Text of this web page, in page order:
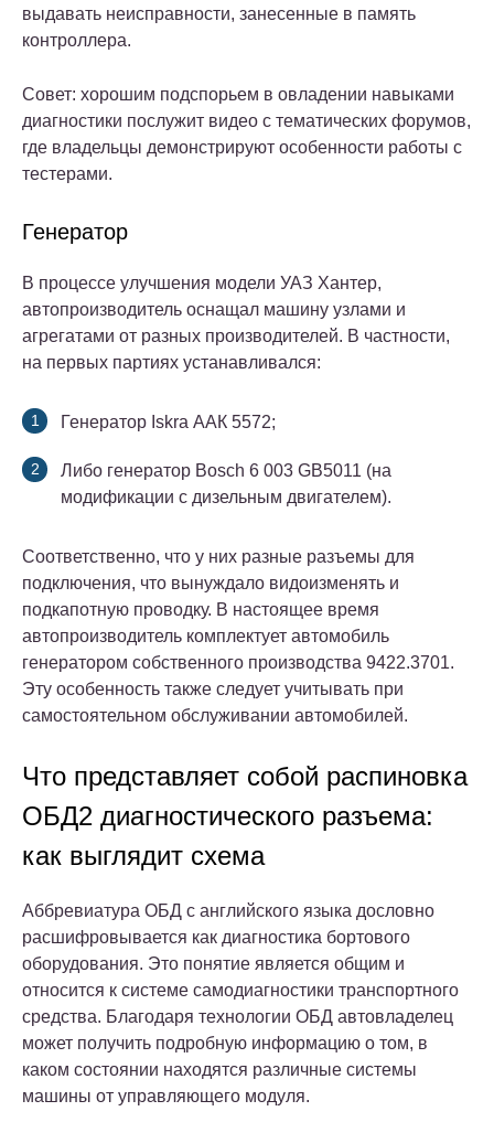
выдавать неисправности, занесенные в память
контроллера.
Совет: хорошим подспорьем в овладении навыками
диагностики послужит видео с тематических форумов,
где владельцы демонстрируют особенности работы с
тестерами.
Генератор
В процессе улучшения модели УАЗ Хантер,
автопроизводитель оснащал машину узлами и
агрегатами от разных производителей. В частности,
на первых партиях устанавливался:
Генератор Iskra ААК 5572;
Либо генератор Bosch 6 003 GB5011 (на
модификации с дизельным двигателем).
Соответственно, что у них разные разъемы для
подключения, что вынуждало видоизменять и
подкапотную проводку. В настоящее время
автопроизводитель комплектует автомобиль
генератором собственного производства 9422.3701.
Эту особенность также следует учитывать при
самостоятельном обслуживании автомобилей.
Что представляет собой распиновка
ОБД2 диагностического разъема:
как выглядит схема
Аббревиатура ОБД с английского языка дословно
расшифровывается как диагностика бортового
оборудования. Это понятие является общим и
относится к системе самодиагностики транспортного
средства. Благодаря технологии ОБД автовладелец
может получить подробную информацию о том, в
каком состоянии находятся различные системы
машины от управляющего модуля.